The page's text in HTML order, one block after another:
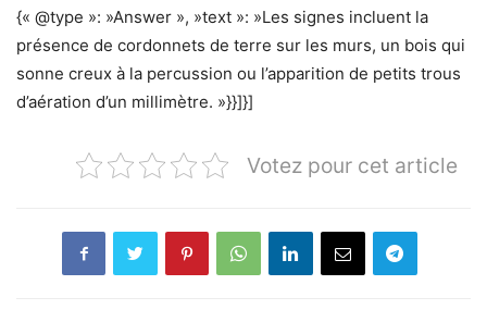
{« @type »: »Answer », »text »: »Les signes incluent la
présence de cordonnets de terre sur les murs, un bois qui
sonne creux à la percussion ou l’apparition de petits trous
d’aération d’un millimètre. »}}]}]
Votez pour cet article